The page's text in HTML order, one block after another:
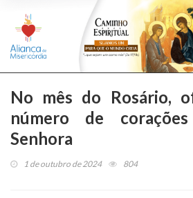
No mês do Rosário,
número de
Senhora
1 de outubro de 2024 804